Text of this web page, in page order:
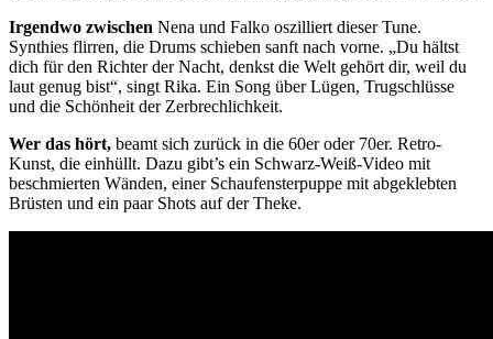
Irgendwo zwischen Nena und Falko oszilliert dieser Tune.
Synthies flirren, die Drums schieben sanft nach vorne. „Du hältst
dich für den Richter der Nacht, denkst die Welt gehört dir, weil du
laut genug bist“, singt Rika. Ein Song über Lügen, Trugschlüsse
und die Schönheit der Zerbrechlichkeit.
Wer das hört, beamt sich zurück in die 60er oder 70er. Retro-
Kunst, die einhüllt. Dazu gibt’s ein Schwarz-Weiß-Video mit
beschmierten Wänden, einer Schaufensterpuppe mit abgeklebten
Brüsten und ein paar Shots auf der Theke.